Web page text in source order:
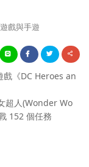
遊戲與手遊
戲《DC Heroes an
超人(Wonder Wo
152 個任務